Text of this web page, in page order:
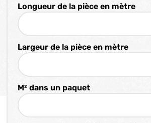
Longueur de la pièce en mètre
Largeur de la pièce en mètre
M² dans un paquet